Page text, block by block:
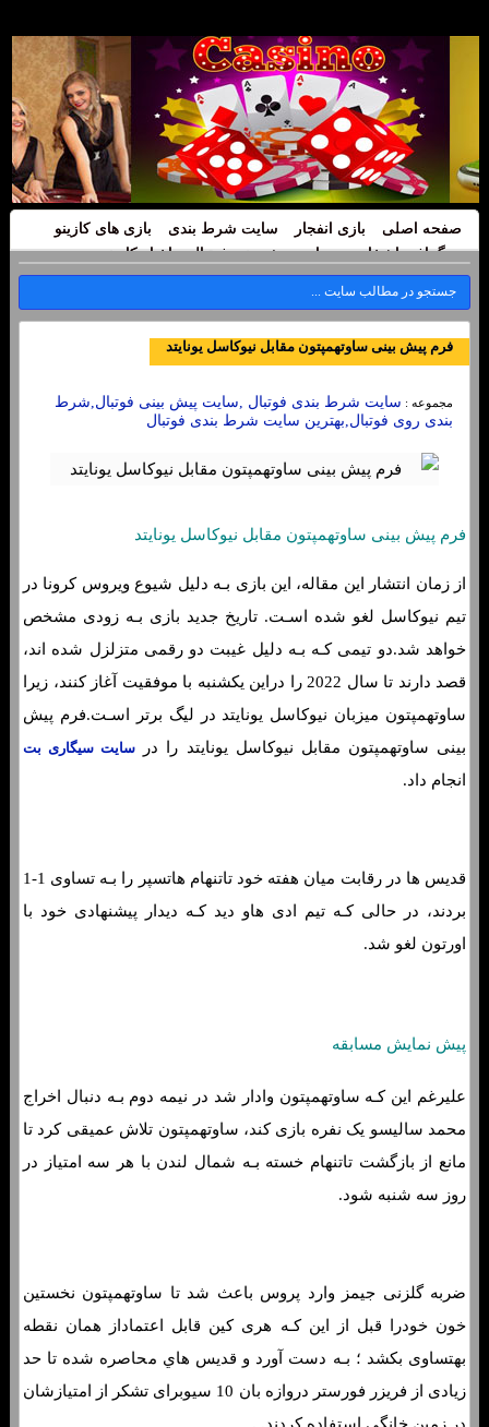
صفحه اصلی بازی انفجار سایت شرط بندی
بازی های کازینو
بیوگرافی اشخاص
سایت پیش بینی فوتبال اخبار کازینو
فرم پیش بینی ساوتهمپتون مقابل نیوکاسل یونایتد
مجموعه : سایت شرط بندی فوتبال ,سایت پیش بینی فوتبال,شرط
بندی روی فوتبال,بهترین سایت شرط بندی فوتبال
فرم پیش بینی ساوتهمپتون مقابل نیوکاسل یونایتد
از زمان انتشار این مقاله، این بازی بـه دلیل شیوع ویروس کرونا در
تیم نیوکاسل لغو شده اسـت. تاریخ جدید بازی بـه زودی مشخص
خواهد شد.دو تیمی کـه بـه دلیل غیبت دو رقمی متزلزل شده اند،
قصد دارند تا سال 2022 را دراین یکشنبه با موفقیت آغاز کنند، زیرا
ساوتهمپتون میزبان نیوکاسل یونایتد در لیگ برتر اسـت.فرم پیش
بینی ساوتهمپتون مقابل نیوکاسل یونایتد را در سایت سیگاری بت
انجام داد.
قدیس ها در رقابت میان هفته خود تاتنهام هاتسپر را بـه تساوی 1-1
بردند، در حالی کـه تیم ادی هاو دید کـه دیدار پیشنهادی خود با
اورتون لغو شد.
پیش نمایش مسابقه
علیرغم این کـه ساوتهمپتون وادار شد در نیمه دوم بـه دنبال اخراج
محمد سالیسو یک نفره بازی کند، ساوتهمپتون تلاش عمیقی کرد تا
مانع از بازگشت تاتنهام خسته بـه شمال لندن با هر سه امتیاز در
روز سه شنبه شود.
ضربه گلزنی جیمز وارد پروس باعث شد تا ساوتهمپتون نخستین
خون خودرا قبل از این کـه هری کین قابل اعتماداز همان نقطه
بهتساوی بکشد ؛ بـه دست آورد و قدیس هاي‌ محاصره شده تا حد
زیادی از فریزر فورستر دروازه بان 10 سیوبرای تشکر از امتیازشان
در زمین خانگی استفاده کردند. .